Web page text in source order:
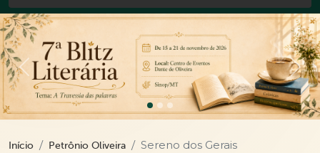
Previous
Início Petrônio Oliveira Sereno dos Gerais